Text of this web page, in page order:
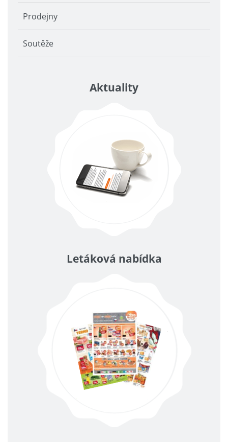
Prodejny
Soutěže
Aktuality
Letáková nabídka